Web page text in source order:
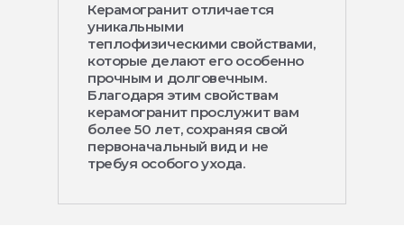
Керамогранит отличается
уникальными
теплофизическими свойствами,
которые делают его особенно
прочным и долговечным.
Благодаря этим свойствам
керамогранит прослужит вам
более 50 лет, сохраняя свой
первоначальный вид и не
требуя особого ухода.